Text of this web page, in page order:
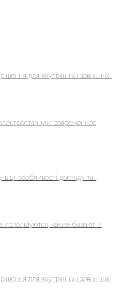
для внутрішніх і зовнішніх...
современное
особливості догляду та...
используются, какие бывают и
для внутрішніх і зовнішніх...